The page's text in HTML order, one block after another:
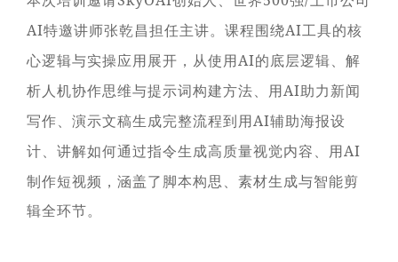
AI特邀讲师张乾昌担任主讲。课程围绕AI工具的核
心逻辑与实操应用展开，从使用AI的底层逻辑、解
析人机协作思维与提示词构建方法、用AI助力新闻
写作、演示文稿生成完整流程到用AI辅助海报设
计、讲解如何通过指令生成高质量视觉内容、用AI
制作短视频，涵盖了脚本构思、素材生成与智能剪
辑全环节。